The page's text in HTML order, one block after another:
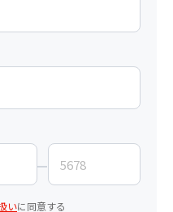
いに同意する